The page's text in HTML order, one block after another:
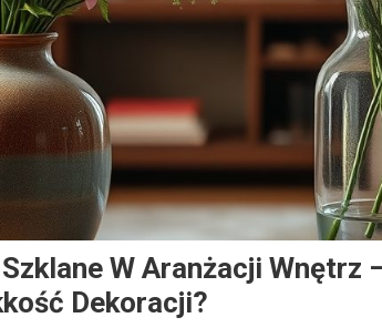
W Aranżacji Wnętrz
Dekoracji?